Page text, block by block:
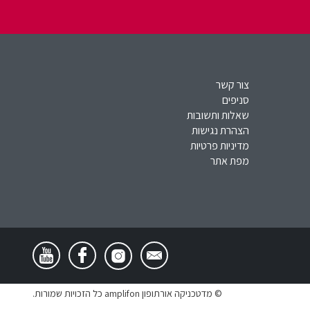
צור קשר
סניפים
שאלות ותשובות
הצהרת נגישות
מדיניות פרטיות
מפת אתר
© מדטכניקה אורתופון amplifon כל הזכויות שמורות.